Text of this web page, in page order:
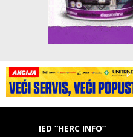
IED “HERC INFO”